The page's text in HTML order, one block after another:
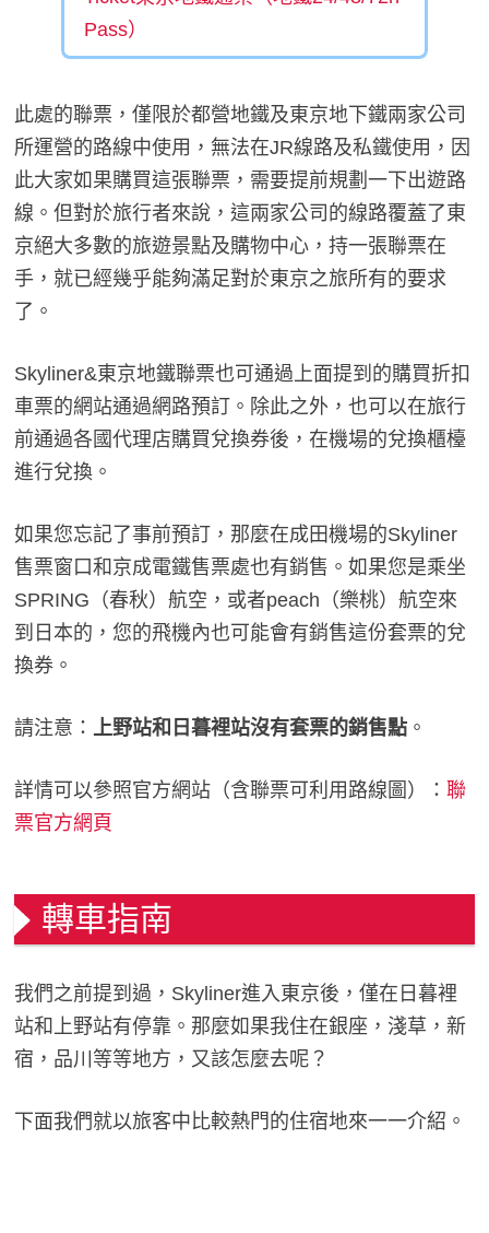
Pass）
此處的聯票，僅限於都營地鐵及東京地下鐵兩家公司
所運營的路線中使用，無法在JR線路及私鐵使用，因
此大家如果購買這張聯票，需要提前規劃一下出遊路
線。但對於旅行者來說，這兩家公司的線路覆蓋了東
京絕大多數的旅遊景點及購物中心，持一張聯票在
手，就已經幾乎能夠滿足對於東京之旅所有的要求
了。
Skyliner&東京地鐵聯票也可通過上面提到的購買折扣
車票的網站通過網路預訂。除此之外，也可以在旅行
前通過各國代理店購買兌換券後，在機場的兌換櫃檯
進行兌換。
如果您忘記了事前預訂，那麼在成田機場的Skyliner
售票窗口和京成電鐵售票處也有銷售。如果您是乘坐
SPRING（春秋）航空，或者peach（樂桃）航空來
到日本的，您的飛機內也可能會有銷售這份套票的兌
換券。
請注意： 上野站和日暮裡站沒有套票的銷售點 。
詳情可以參照官方網站（含聯票可利用路線圖）：聯
票官方網頁
轉車指南
我們之前提到過，Skyliner進入東京後，僅在日暮裡
站和上野站有停靠。那麼如果我住在銀座，淺草，新
宿，品川等等地方，又該怎麼去呢？
下面我們就以旅客中比較熱門的住宿地來一一介紹。